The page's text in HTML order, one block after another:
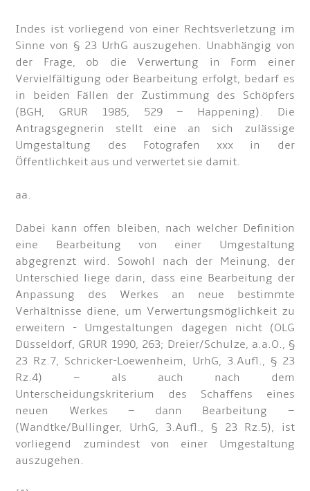
Indes ist vorliegend von einer Rechtsverletzung im
Sinne von § 23 UrhG auszugehen. Unabhängig von
der Frage, ob die Verwertung in Form einer
Vervielfältigung oder Bearbeitung erfolgt, bedarf es
in beiden Fällen der Zustimmung des Schöpfers
(BGH, GRUR 1985, 529 – Happening). Die
Antragsgegnerin stellt eine an sich zulässige
Umgestaltung des Fotografen xxx in der
Öffentlichkeit aus und verwertet sie damit.
aa.
Dabei kann offen bleiben, nach welcher Definition
eine Bearbeitung von einer Umgestaltung
abgegrenzt wird. Sowohl nach der Meinung, der
Unterschied liege darin, dass eine Bearbeitung der
Anpassung des Werkes an neue bestimmte
Verhältnisse diene, um Verwertungsmöglichkeit zu
erweitern - Umgestaltungen dagegen nicht (OLG
Düsseldorf, GRUR 1990, 263; Dreier/Schulze, a.a.O., §
23 Rz.7, Schricker-Loewenheim, UrhG, 3.Aufl., § 23
Rz.4) – als auch nach dem
Unterscheidungskriterium des Schaffens eines
neuen Werkes – dann Bearbeitung –
(Wandtke/Bullinger, UrhG, 3.Aufl., § 23 Rz.5), ist
vorliegend zumindest von einer Umgestaltung
auszugehen.